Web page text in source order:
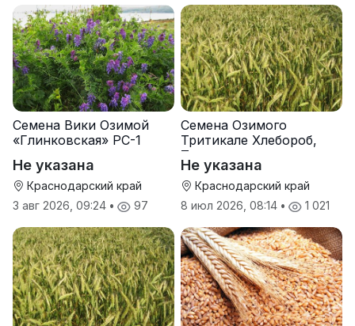
Семена Вики Озимой
«Глинковская» РС-1
Не указана
Краснодарский край
3 авг 2026, 09:24 • 97
Семена Озимого
Тритикале Хлебороб,
Тихон
Не указана
Краснодарский край
8 июл 2026, 08:14 • 1 021